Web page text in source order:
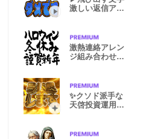
激しい返信アレ
激熱連絡アレン
ジ組み合わせる
✨クソド派手な
天啓投資運用失